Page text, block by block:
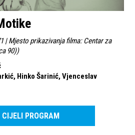
| Mjesto prikazivanja filma: Centar za
90))
Hinko Šarinić, Vjenceslav
CIJELI PROGRAM